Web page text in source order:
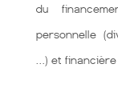
du
personnelle
…) et